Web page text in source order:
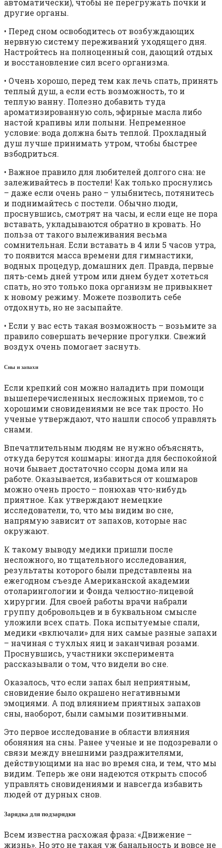
автоматически), чтобы не перегружать почки и
другие органы.
• Перед сном освободитесь от возбуждающих
нервную систему переживаний уходящего дня.
Настройтесь на полноценный сон, дающий отдых
и восстановление сил всего организма.
• Очень хорошо, перед тем как лечь спать, принять
теплый душ, а если есть возможность, то и
теплую ванну. Полезно добавить туда
ароматизированную соль, эфирные масла либо
настой крапивы или полыни. Непременное
условие: вода должна быть теплой. Прохладный
душ лучше принимать утром, чтобы быстрее
взбодриться.
• Важное правило для любителей долгого сна: не
залеживайтесь в постели! Как только проснулись
– даже если очень рано – улыбнитесь, потянитесь
и поднимайтесь с постели. Обычно люди,
проснувшись, смотрят на часы, и если еще не пора
вставать, укладываются обратно в кровать. Но
польза от такого вылеживания весьма
сомнительная. Если вставать в 4 или 5 часов утра,
то появится масса времени для гимнастики,
водных процедур, домашних дел. Правда, первые
пять-семь дней утром или днем будет хотеться
спать, но это только пока организм не привыкнет
к новому режиму. Можете позволить себе
отдохнуть, но не засыпайте.
• Если у вас есть такая возможность – возьмите за
правило совершать вечерние прогулки. Свежий
воздух очень помогает заснуть.
Сны и запахи
Если крепкий сон можно наладить при помощи
вышеперечисленных несложных приемов, то с
хорошими сновидениями не все так просто. Но
ученые утверждают, что нашли способ управлять
снами.
Впечатлительным людям не нужно объяснять,
откуда берутся кошмары: иногда для беспокойной
ночи бывает достаточно ссоры дома или на
работе. Оказывается, избавиться от кошмаров
можно очень просто – понюхав что-нибудь
приятное. Как утверждают немецкие
исследователи, то, что мы видим во сне,
напрямую зависит от запахов, которые нас
окружают.
К такому выводу медики пришли после
несложного, но тщательного исследования,
результаты которого были представлены на
ежегодном съезде Американской академии
отоларингологии и Фонда челюстно-лицевой
хирургии. Для своей работы врачи набрали
группу добровольцев и в буквальном смысле
уложили всех спать. Пока испытуемые спали,
медики «включали» для них самые разные запахи
– начиная с тухлых яиц и заканчивая розами.
Проснувшись, участники эксперимента
рассказывали о том, что видели во сне.
Оказалось, что если запах был неприятным,
сновидение было окрашено негативными
эмоциями. А под влиянием приятных запахов
сны, наоборот, были самыми позитивными.
Это первое исследование в области влияния
обоняния на сны. Ранее ученые и не подозревали о
связи между внешними раздражителями,
действующими на нас во время сна, и тем, что мы
видим. Теперь же они надеются открыть способ
управлять сновидениями и навсегда избавить
людей от дурных снов.
Зарядка для подзарядки
Всем известна расхожая фраза: «Движение –
жизнь». Но это не такая уж банальность и вовсе не